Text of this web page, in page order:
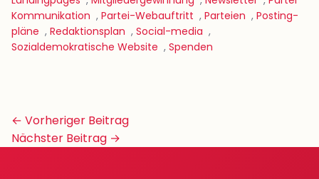
Kommunikation , Partei-Webauftritt , Parteien , Posting-
pläne , Redaktionsplan , Social-media ,
Sozialdemokratische Website , Spenden
Beitrags-
Navigation
← Vorheriger Beitrag
Nächster Beitrag →